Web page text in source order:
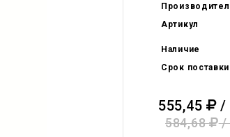
Артикул
Наличие
Срок поставки
555,45 /
584,68 /